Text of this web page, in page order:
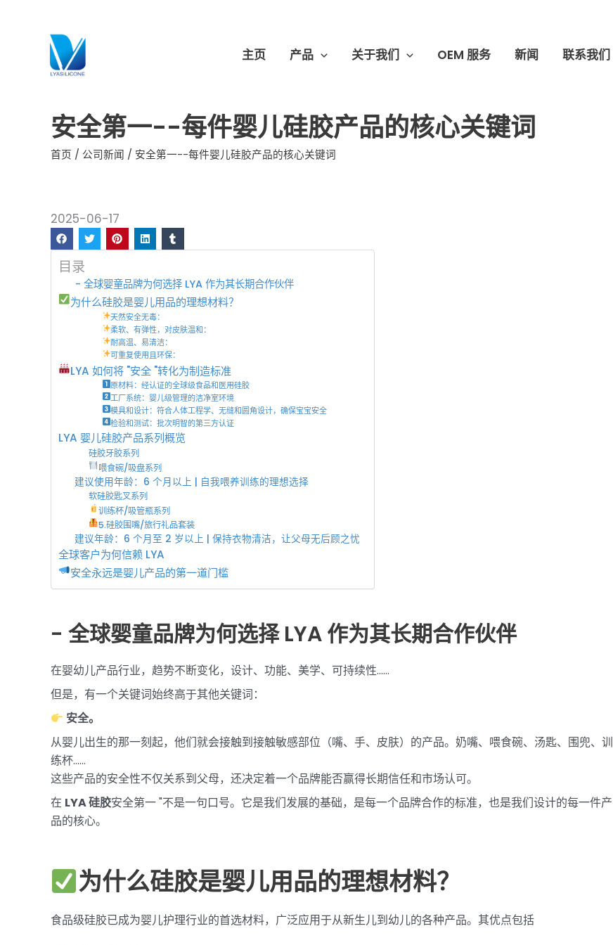
主页 产品 关于我们 OEM 服务 新闻 联系我们
安全第一--每件婴儿硅胶产品的核心关键词
首页 / 公司新闻 / 安全第一--每件婴儿硅胶产品的核心关键词
2025-06-17
目录
- 全球婴童品牌为何选择 LYA 作为其长期合作伙伴
为什么硅胶是婴儿用品的理想材料？
天然安全无毒：
柔软、有弹性，对皮肤温和：
耐高温、易清洁：
可重复使用且环保：
LYA 如何将 "安全 "转化为制造标准
原材料：经认证的全球级食品和医用硅胶
工厂系统：婴儿级管理的洁净室环境
模具和设计：符合人体工程学、无缝和圆角设计，确保宝宝安全
检验和测试：批次明智的第三方认证
LYA 婴儿硅胶产品系列概览
硅胶牙胶系列
喂食碗/吸盘系列
建议使用年龄：6 个月以上 | 自我喂养训练的理想选择
软硅胶匙叉系列
训练杯/吸管瓶系列
5.硅胶围嘴/旅行礼品套装
建议年龄：6 个月至 2 岁以上 | 保持衣物清洁，让父母无后顾之忧
全球客户为何信赖 LYA
安全永远是婴儿产品的第一道门槛
- 全球婴童品牌为何选择 LYA 作为其长期合作伙伴
在婴幼儿产品行业，趋势不断变化，设计、功能、美学、可持续性......
但是，有一个关键词始终高于其他关键词：
安全。
从婴儿出生的那一刻起，他们就会接触到接触敏感部位（嘴、手、皮肤）的产品。奶嘴、喂食碗、汤匙、围兜、训
练杯......
这些产品的安全性不仅关系到父母，还决定着一个品牌能否赢得长期信任和市场认可。
在 LYA 硅胶安全第一 "不是一句口号。它是我们发展的基础，是每一个品牌合作的标准，也是我们设计的每一件产
品的核心。
为什么硅胶是婴儿用品的理想材料？
食品级硅胶已成为婴儿护理行业的首选材料，广泛应用于从新生儿到幼儿的各种产品。其优点包括